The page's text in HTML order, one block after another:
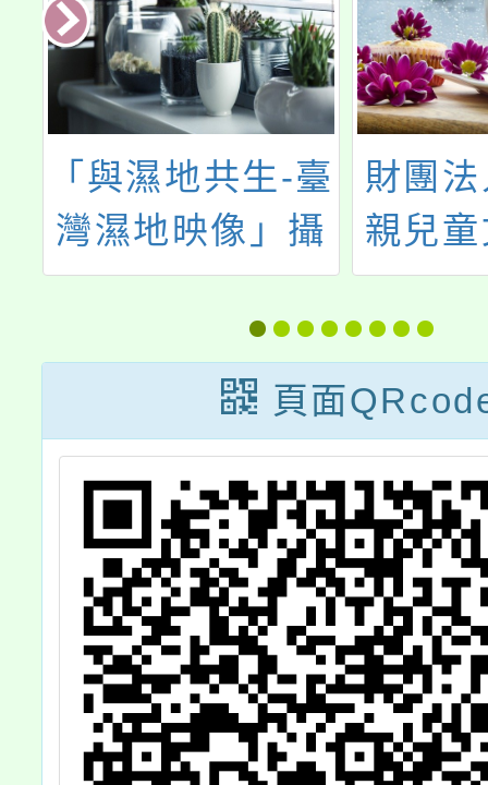
「與濕地共生-臺
灣濕地映像」攝
影比賽
財團
親兒
會辦
庭子
比賽
資料
家庭
女
頁面